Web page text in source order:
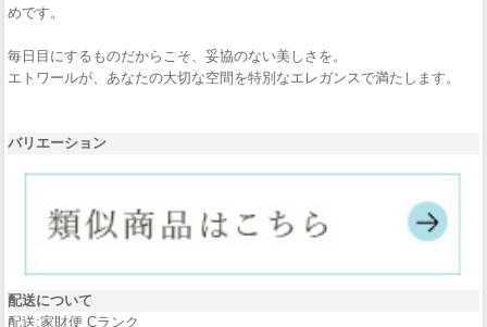
めです。
毎日目にするものだからこそ、妥協のない美しさを。
エトワールが、あなたの大切な空間を特別なエレガンスで満たします。
バリエーション
配送について
配送:家財便 Cランク